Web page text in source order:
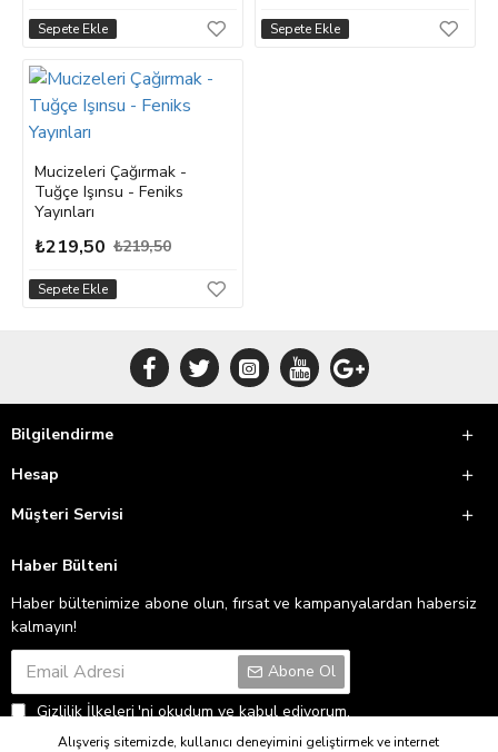
Sepete Ekle Sepete Ekle
Mucizeleri Çağırmak -
Tuğçe Işınsu - Feniks
Yayınları
₺219,50 ₺219,50
Sepete Ekle
Bilgilendirme
Hesap
Müşteri Servisi
Haber Bülteni
Haber bültenimize abone olun, fırsat ve kampanyalardan habersiz
kalmayın!
Abone Ol
Gizlilik İlkeleri'ni okudum ve kabul ediyorum.
Alışveriş sitemizde, kullanıcı deneyimini geliştirmek ve internet